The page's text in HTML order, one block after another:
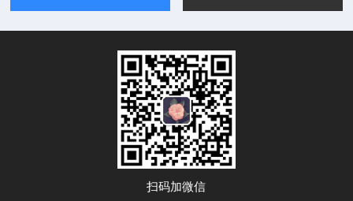
扫码加微信